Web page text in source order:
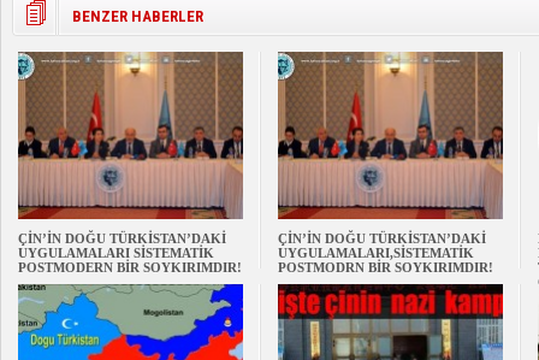
BENZER HABERLER
ÇİN’İN DOĞU TÜRKİSTAN’DAKİ
UYGULAMALARI SİSTEMATİK
POSTMODERN BİR SOYKIRIMDIR!
ÇİN’İN DOĞU TÜRKİSTAN’DAKİ
UYGULAMALARI,SİSTEMATİK
POSTMODRN BİR SOYKIRIMDIR!